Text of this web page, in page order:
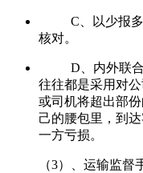
C、以少报
核对。
D、内外联
往往都是采用对
或司机将超出部
己的腰包里，到
一方亏损。
（3）、运输监督